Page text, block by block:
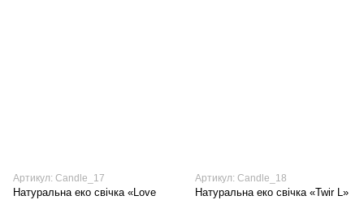
Артикул: Candle_17
Натуральна еко свічка «Love
Артикул: Candle_18
Натуральна еко свічка «Twir L»